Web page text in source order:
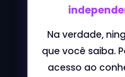
Na verdade,
que você saiba.
acesso ao